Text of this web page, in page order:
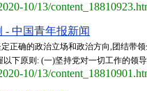
10/13/
- 中国青年报新闻
正确的政治立场和政治方向,团结带
下原则: (一)坚持党对一切工作的领
10/13/